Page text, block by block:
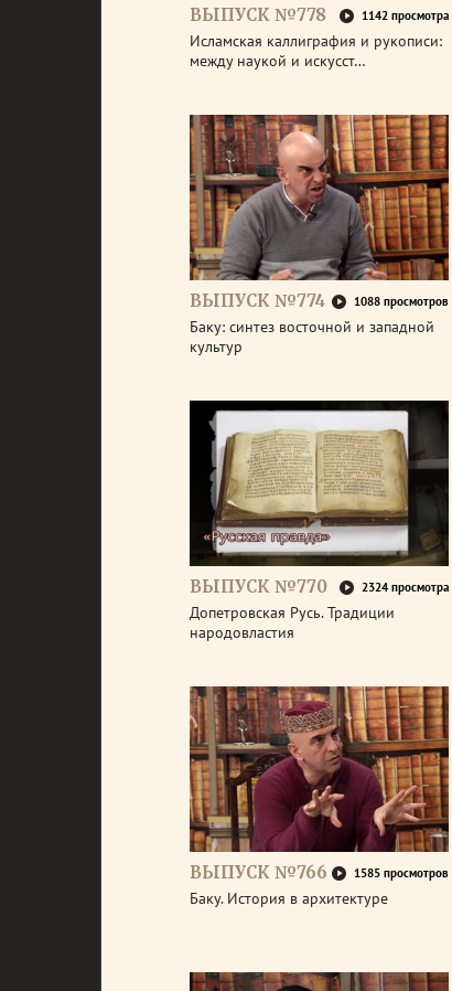
ВЫПУСК №778 1142 просмотра
Исламская каллиграфия и рукописи:
между наукой и искусст…
ВЫПУСК №774 1088 просмотров
Баку: синтез восточной и западной
культур
ВЫПУСК №770 2324 просмотра
Допетровская Русь. Традиции
народовластия
ВЫПУСК №766 1585 просмотров
Баку. История в архитектуре